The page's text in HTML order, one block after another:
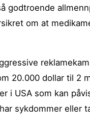
godtroende
om at
20.000 dollar til 2
i USA som kan
sykdommer eller